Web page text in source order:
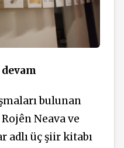
bulunan
Neava ve
adlı üç şiir kitabı